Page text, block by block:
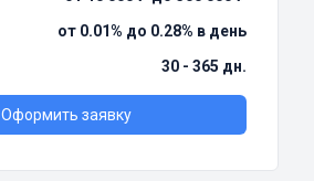
от 0.01% до 0.28% в день
30 - 365 дн.
Оформить заявку